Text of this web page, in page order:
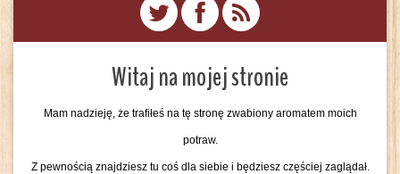
Witaj na mojej stronie
Mam nadzieję, że trafiłeś na tę stronę zwabiony aromatem moich
potraw.
Z pewnością znajdziesz tu coś dla siebie i będziesz częściej zaglądał.